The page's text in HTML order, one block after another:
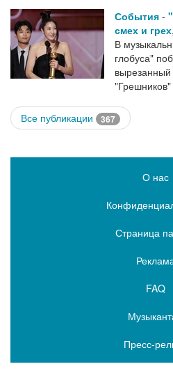
События -
смех и грех,
В
глобуса"
вырезанный
"Грешников"
Все публикации 367
О нас
Страница
FAQ
Пресс-